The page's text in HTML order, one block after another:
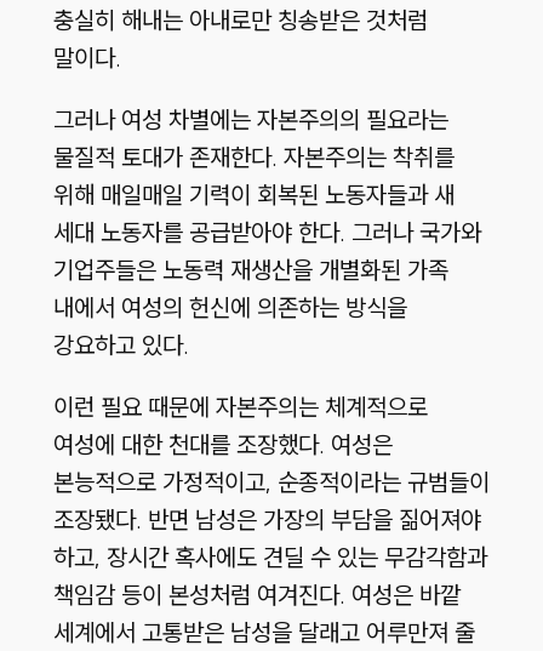
충실히 해내는 아내로만 칭송받은 것처럼
말이다.
그러나 여성 차별에는 자본주의의 필요라는
물질적 토대가 존재한다. 자본주의는 착취를
위해 매일매일 기력이 회복된 노동자들과 새
세대 노동자를 공급받아야 한다. 그러나 국가와
기업주들은 노동력 재생산을 개별화된 가족
내에서 여성의 헌신에 의존하는 방식을
강요하고 있다.
이런 필요 때문에 자본주의는 체계적으로
여성에 대한 천대를 조장했다. 여성은
본능적으로 가정적이고, 순종적이라는 규범들이
조장됐다. 반면 남성은 가장의 부담을 짊어져야
하고, 장시간 혹사에도 견딜 수 있는 무감각함과
책임감 등이 본성처럼 여겨진다. 여성은 바깥
세계에서 고통받은 남성을 달래고 어루만져 줄